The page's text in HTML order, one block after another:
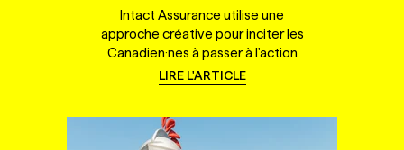
Intact Assurance utilise une
approche créative pour inciter les
Canadien·nes à passer à l'action
LIRE L'ARTICLE